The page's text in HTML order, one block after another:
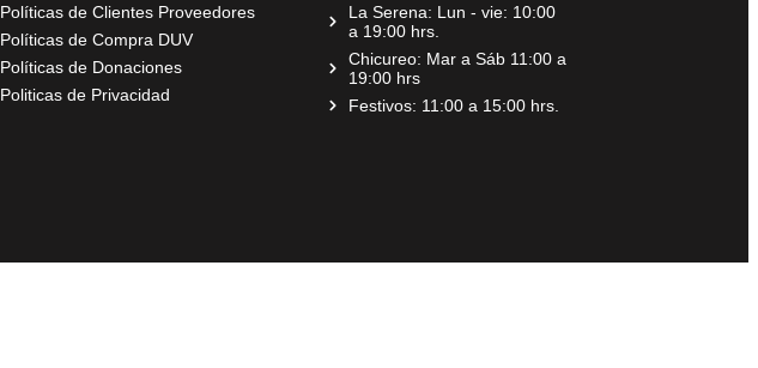
Políticas de Clientes Proveedores
Políticas de Compra DUV
Políticas de Donaciones
Politicas de Privacidad
La Serena: Lun - vie: 10:00
a 19:00 hrs.
Chicureo: Mar a Sáb 11:00 a
19:00 hrs
Festivos: 11:00 a 15:00 hrs.